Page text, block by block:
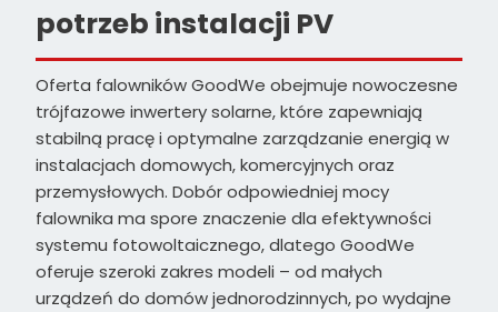
potrzeb instalacji PV
Oferta falowników GoodWe obejmuje nowoczesne
trójfazowe inwertery solarne, które zapewniają
stabilną pracę i optymalne zarządzanie energią w
instalacjach domowych, komercyjnych oraz
przemysłowych. Dobór odpowiedniej mocy
falownika ma spore znaczenie dla efektywności
systemu fotowoltaicznego, dlatego GoodWe
oferuje szeroki zakres modeli – od małych
urządzeń do domów jednorodzinnych, po wydajne